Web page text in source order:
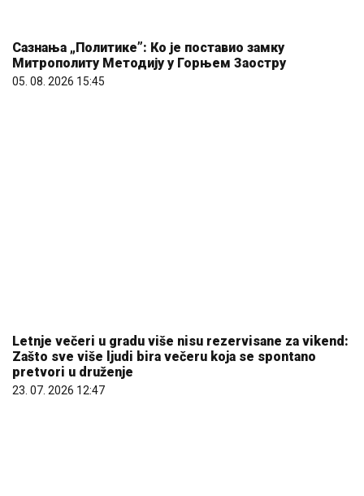
Сазнања „Политике”: Ко је поставио замку
Митрополиту Методију у Горњем Заостру
05. 08. 2026 15:45
Letnje večeri u gradu više nisu rezervisane za vikend:
Zašto sve više ljudi bira večeru koja se spontano
pretvori u druženje
23. 07. 2026 12:47